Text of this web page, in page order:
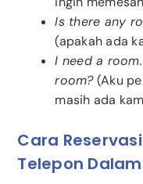
Is there any
(apakah ada
I need a
room?(Aku
masih ada
Cara
Telepon